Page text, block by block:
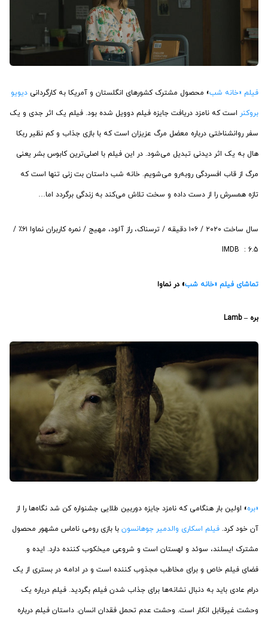
فیلم «خانه شب» محصول مشترک کشورهای انگلستان و آمریکا به کارگردانی دیویو
بروکنر است که نامزد دریافت جایزه فیلم دوویل شده بود. فیلم یک اثر جدی و یک
سفر روانشناختی درباره معضل مرگ عزیزان است که با بازی جذاب و کم نظیر ربکا
هال به یک اثر دیدنی تبدیل می‌شود. در این فیلم با اصلی‌ترین کابوس بشر یعنی
مرگ از قاب افسردگی روبه‌رو می‌شویم. خانه شب داستان بت زنی تنها است که
تازه همسرش را از دست داده و سخت تلاش می‌کند به زندگی برگردد اما…
سال ساخت ۲۰۲۰ / ۱۰۶ دقیقه / ترسناک، راز آلود، مهیج / نمره کاربران نماوا ۶۱٪ /
IMDB : 6.5
تماشای فیلم «خانه شب» در نماوا
بره – Lamb
«بره» اولین بار هنگامی که نامزد جایزه دوربین طلایی جشنواره کن شد نگاه‌ها را از
آن خود کرد. فیلم اسکاری والدمیر جوهانسون با بازی رومی ناماس مشهور محصول
مشترک ایسلند، سوئد و لهستان است و شروعی میخکوب کننده دارد. ایده و
فضای فیلم خاص و برای مخاطب مجذوب کننده است و در ادامه در بستری از یک
درام عادی باید به دنبال نشانه‌ها برای جذاب شدن فیلم بگردید. فیلم درباره یک
وحشت غیرقابل انکار است. وحشت عدم تحمل فقدان انسان. داستان فیلم درباره